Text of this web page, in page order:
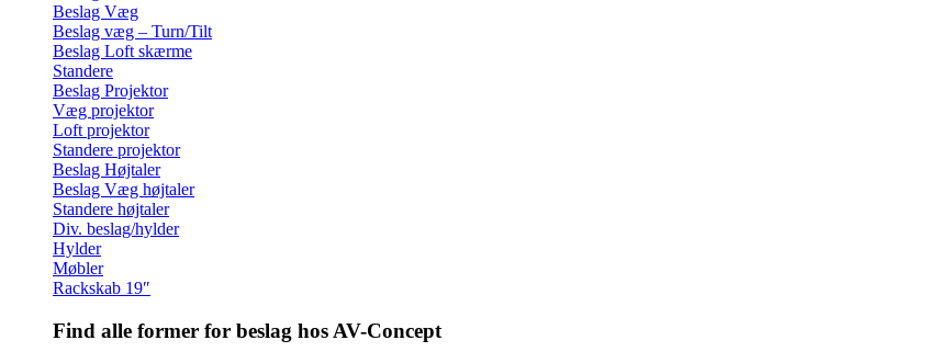
Beslag Væg
Beslag væg – Turn/Tilt
Beslag Loft skærme
Standere
Beslag Projektor
Væg projektor
Loft projektor
Standere projektor
Beslag Højtaler
Beslag Væg højtaler
Standere højtaler
Div. beslag/hylder
Hylder
Møbler
Rackskab 19″
Find alle former for beslag hos AV-Concept